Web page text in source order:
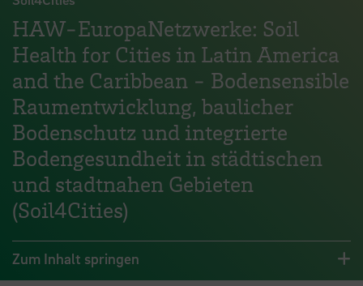
HAW-EuropaNetzwerke: Soil
Health for Cities in Latin America
and the Caribbean - Bodensensible
Raumentwicklung, baulicher
Bodenschutz und integrierte
Bodengesundheit in städtischen
und stadtnahen Gebieten
(Soil4Cities)
Zum Inhalt springen